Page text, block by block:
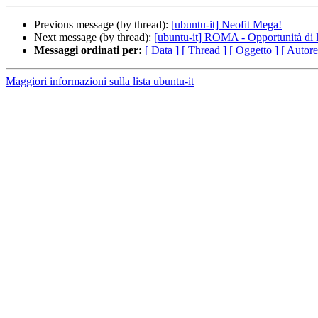
Previous message (by thread): [ubuntu-it] Neofit Mega!
Next message (by thread): [ubuntu-it] ROMA - Opportunità di
Messaggi ordinati per: [ Data ] [ Thread ] [ Oggetto ] [
Maggiori informazioni sulla lista ubuntu-it